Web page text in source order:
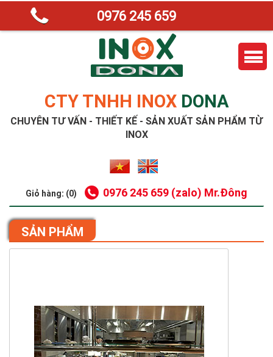
CTY TNHH INOX DONA
CHUYÊN TƯ VẤN - THIẾT KẾ - SẢN XUẤT SẢN PHẨM TỪ
INOX
Giỏ hàng: (0) 0976 245 659 (zalo) Mr.Đông
0976 245 659
SẢN PHẨM